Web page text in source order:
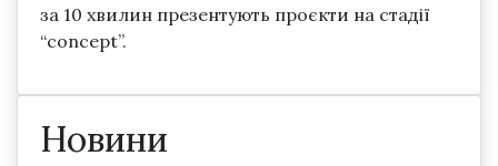
за 10 хвилин презентують проєкти на стадії
“concept”.
Новини